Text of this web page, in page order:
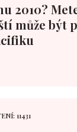
2010?
může být
11431